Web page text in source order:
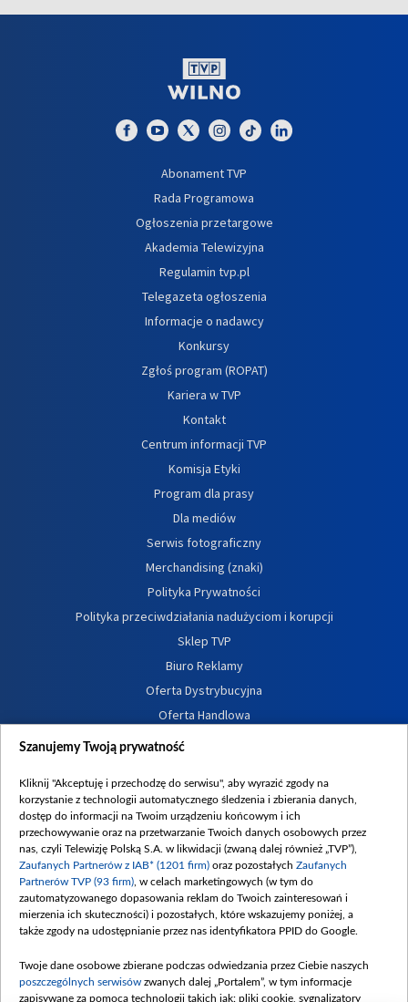
Abonament TVP
Rada Programowa
Ogłoszenia przetargowe
Akademia Telewizyjna
Regulamin tvp.pl
Telegazeta ogłoszenia
Informacje o nadawcy
Konkursy
Zgłoś program (ROPAT)
Kariera w TVP
Kontakt
Centrum informacji TVP
Komisja Etyki
Program dla prasy
Dla mediów
Serwis fotograficzny
Merchandising (znaki)
Polityka Prywatności
Polityka przeciwdziałania nadużyciom i korupcji
Sklep TVP
Biuro Reklamy
Oferta Dystrybucyjna
Oferta Handlowa
Dostępność
Procedura zgłoszeń wewnętrznych
Szanujemy Twoją prywatność
Kliknij "Akceptuję i przechodzę do serwisu", aby wyrazić zgody na
korzystanie z technologii automatycznego śledzenia i zbierania danych,
dostęp do informacji na Twoim urządzeniu końcowym i ich
przechowywanie oraz na przetwarzanie Twoich danych osobowych przez
nas, czyli Telewizję Polską S.A. w likwidacji (zwaną dalej również „TVP”),
Zaufanych Partnerów z IAB* (1201 firm) oraz pozostałych Zaufanych
Partnerów TVP (93 firm) , w celach marketingowych (w tym do
zautomatyzowanego dopasowania reklam do Twoich zainteresowań i
mierzenia ich skuteczności) i pozostałych, które wskazujemy poniżej, a
także zgody na udostępnianie przez nas identyfikatora PPID do Google.
Twoje dane osobowe zbierane podczas odwiedzania przez Ciebie naszych
poszczególnych serwisów zwanych dalej „Portalem”, w tym informacje
zapisywane za pomocą technologii takich jak: pliki cookie, sygnalizatory